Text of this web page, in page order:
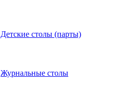
Детские столы (парты)
Журнальные столы